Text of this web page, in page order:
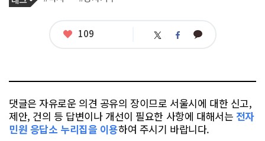
그
좋
109 트 페 카
댓글은 자유로운 의견 공유의 장이므로 서울시에 대한 신고,
제안, 건의 등 답변이나 개선이 필요한 사항에 대해서는 전자
민원 응답소 누리집을 이용하여 주시기 바랍니다.